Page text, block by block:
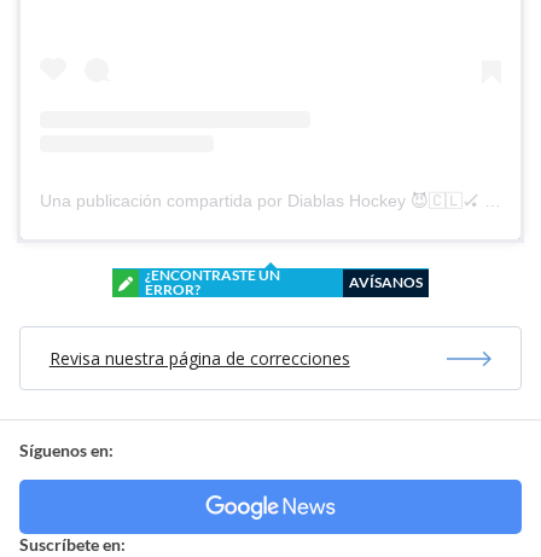
Una publicación compartida por Diablas Hockey 😈🇨🇱🏑 (@diablashockey)
¿ENCONTRASTE UN
ERROR?
AVÍSANOS
Revisa nuestra página de correcciones
Síguenos en:
Suscríbete en: